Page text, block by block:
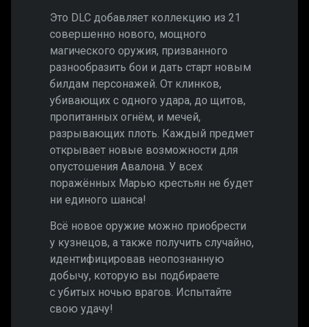
Это DLC добавляет коллекцию из 21
совершенно нового, мощного
магического оружия, призванного
разнообразить бои и дать старт новым
билдам персонажей. От клинков,
убивающих с одного удара, до щитов,
пропитанных огнём, и мечей,
разрывающих плоть. Каждый предмет
открывает новые возможности для
опустошения Авалона. У всех
поражённых Марью крестьян не будет
ни единого шанса!
Всё новое оружие можно приобрести
у кузнецов, а также получить случайно,
идентифицировав неопознанную
добычу, которую вы подбираете
с убитых ночью врагов. Испытайте
свою удачу!